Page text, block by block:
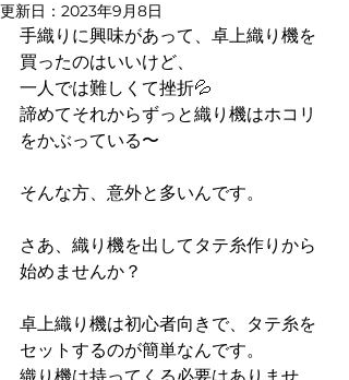
更新日： 2023年9月8日
手織りに興味があって、卓上織り機を
買ったのはいいけど、
一人では難しくて挫折💦
諦めてそれからずっと織り機はホコリ
をかぶっている〜
そんな方、意外と多いんです。
さあ、織り機を出してタテ糸作りから
始めませんか？
卓上織り機は初心者向きで、タテ糸を
セットするのが簡単なんです。